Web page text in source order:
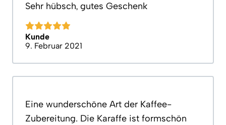
Sehr hübsch, gutes Geschenk
Kunde
9. Februar 2021
Eine wunderschöne Art der Kaffee-
Zubereitung. Die Karaffe ist formschön